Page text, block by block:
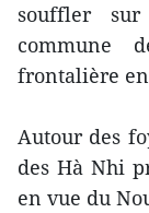
souffler
commune
frontalière
Autour des
des Hà Nhi
en vue du